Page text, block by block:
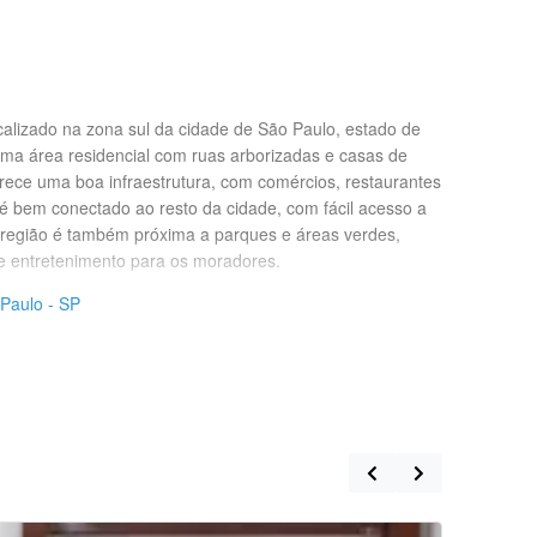
na zona sul da cidade de São Paulo, estado de
área residencial com ruas arborizadas e casas de
uma boa infraestrutura, com comércios, restaurantes
bem conectado ao resto da cidade, com fácil acesso a
é também próxima a parques e áreas verdes,
entretenimento para os moradores.
- SP